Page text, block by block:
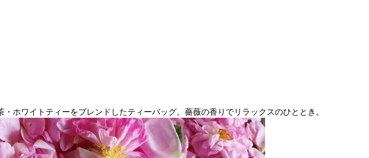
ワイトティーをブレンドしたティーバッグ。薔薇の香りでリラックスのひととき。